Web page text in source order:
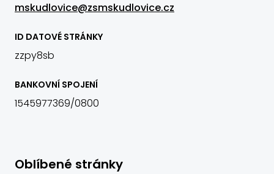
mskudlovice@zsmskudlovice.cz
ID DATOVÉ STRÁNKY
zzpy8sb
BANKOVNÍ SPOJENÍ
1545977369/0800
Oblíbené stránky